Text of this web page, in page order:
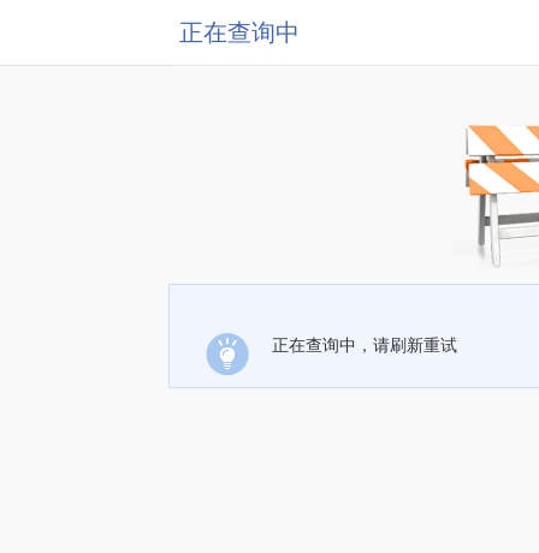
正在查询中
正在查询中，请刷新重试